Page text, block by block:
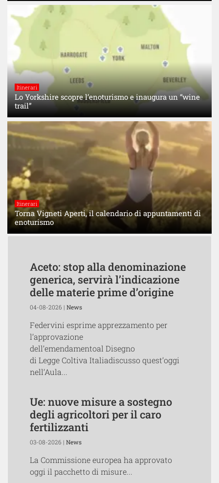
Itinerari
Lo Yorkshire scopre l’enoturismo e inaugura un “wine
trail”
Itinerari
Torna Vigneti Aperti, il calendario di appuntamenti di
enoturismo
Aceto: stop alla denominazione
generica, servirà l’indicazione
delle materie prime d’origine
04-08-2026 | News
Federvini esprime apprezzamento per
l’approvazione
dell’emendamentoal Disegno
di Legge Coltiva Italiadiscusso quest’oggi
nell’Aula...
Ue: nuove misure a sostegno
degli agricoltori per il caro
fertilizzanti
03-08-2026 | News
La Commissione europea ha approvato
oggi il pacchetto di misure...